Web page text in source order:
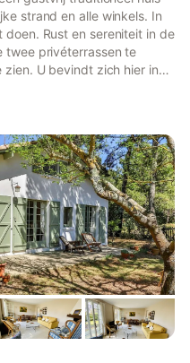
strand en alle winkels. In
Rust en sereniteit in de
twee privéterrassen te
U bevindt zich hier in
is. Nu is het aan jou
sfeer biedt om vele
me...